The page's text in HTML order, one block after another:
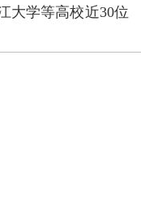
大学等高校近30位